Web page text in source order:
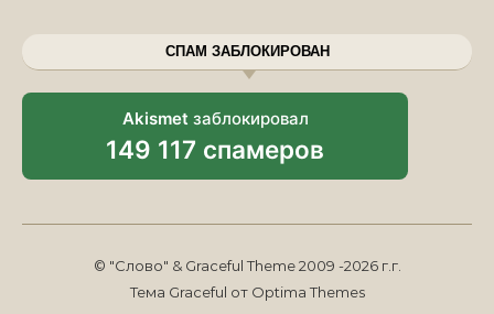
СПАМ ЗАБЛОКИРОВАН
Akismet заблокировал
149 117 спамеров
© "Слово" & Graceful Theme 2009 -2026 г.г.
Тема Graceful от Optima Themes